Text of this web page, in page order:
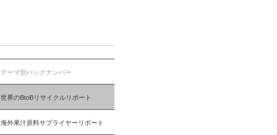
テーマ別バックナンバー
世界のBtoBリサイクルリポート
海外果汁原料サプライヤーリポート